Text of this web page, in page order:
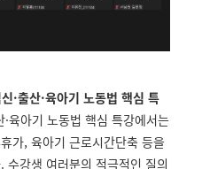
·출산·육아기 노동법 핵심 특
육아기 노동법 핵심 특강에서는
가, 육아기 근로시간단축 등을
수강생 여러분의 적극적인 질의